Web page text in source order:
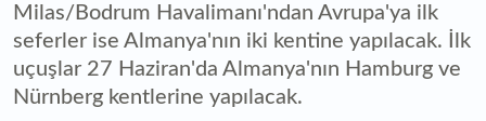
Milas/Bodrum Havalimanı'ndan Avrupa'ya ilk
seferler ise Almanya'nın iki kentine yapılacak. İlk
uçuşlar 27 Haziran'da Almanya'nın Hamburg ve
Nürnberg kentlerine yapılacak.